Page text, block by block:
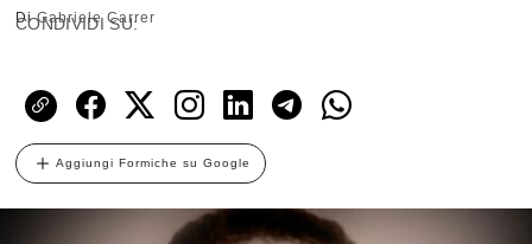
DiGabriele Carrer
CONDIVIDI SU:
Aggiungi Formiche su Google